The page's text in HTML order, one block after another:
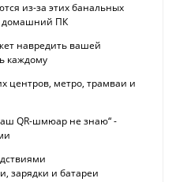
из-за этих банальных
домашний ПК
навредить вашей
каждому
центров, метро, трамваи и
QR-шмюар не знаю“ -
зарядки и батареи